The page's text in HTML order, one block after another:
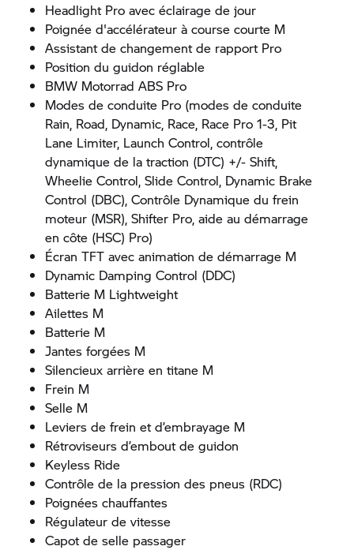
Headlight Pro avec éclairage de jour
Poignée d'accélérateur à course courte M
Assistant de changement de rapport Pro
Position du guidon réglable
BMW Motorrad ABS Pro
Modes de conduite Pro (modes de conduite
Rain, Road, Dynamic, Race, Race Pro 1-3, Pit
Lane Limiter, Launch Control, contrôle
dynamique de la traction (DTC) +/- Shift,
Wheelie Control, Slide Control, Dynamic Brake
Control (DBC), Contrôle Dynamique du frein
moteur (MSR), Shifter Pro, aide au démarrage
en côte (HSC) Pro)
Écran TFT avec animation de démarrage M
Dynamic Damping Control (DDC)
Batterie M Lightweight
Ailettes M
Batterie M
Jantes forgées M
Silencieux arrière en titane M
Frein M
Selle M
Leviers de frein et d’embrayage M
Rétroviseurs d’embout de guidon
Keyless Ride
Contrôle de la pression des pneus (RDC)
Poignées chauffantes
Régulateur de vitesse
Capot de selle passager